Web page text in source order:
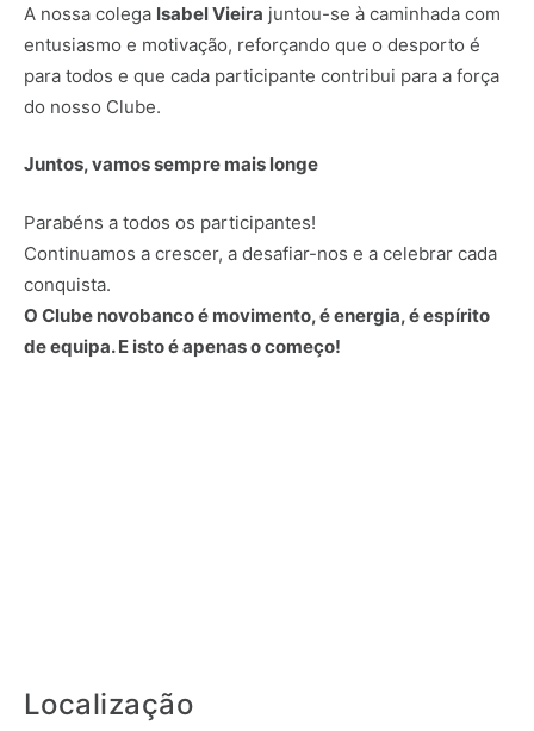
A nossa colega Isabel Vieira juntou-se à caminhada com
entusiasmo e motivação, reforçando que o desporto é
para todos e que cada participante contribui para a força
do nosso Clube.
Juntos, vamos sempre mais longe
Parabéns a todos os participantes!
Continuamos a crescer, a desafiar-nos e a celebrar cada
conquista.
O Clube novobanco é movimento, é energia, é espírito
de equipa. E isto é apenas o começo!
Localização